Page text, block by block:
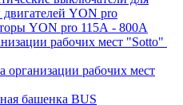
YON pro
YON pro 115А - 800А
рабочих мест "Sotto"
организации рабочих мест
башенка BUS